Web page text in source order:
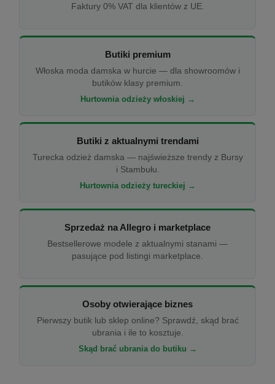
Faktury 0% VAT dla klientów z UE.
Butiki premium
Włoska moda damska w hurcie — dla showroomów i
butików klasy premium.
Hurtownia odzieży włoskiej →
Butiki z aktualnymi trendami
Turecka odzież damska — najświeższe trendy z Bursy
i Stambułu.
Hurtownia odzieży tureckiej →
Sprzedaż na Allegro i marketplace
Bestsellerowe modele z aktualnymi stanami —
pasujące pod listingi marketplace.
Osoby otwierające biznes
Pierwszy butik lub sklep online? Sprawdź, skąd brać
ubrania i ile to kosztuje.
Skąd brać ubrania do butiku →